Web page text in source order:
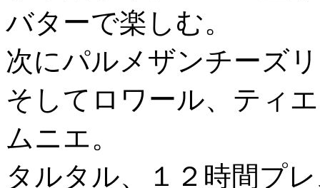
バターで楽しむ。
次にパルメザンチーズ
そしてロワール、ティ
ムニエ。
タルタル、１２時間プ